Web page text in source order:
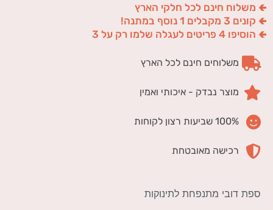
🢀 משלוח חינם לכל חלקי הארץ
🢀 קונים 3 מקבלים 1 נוסף במתנה!
🢀 הוסיפו 4 פריטים לעגלה שלמו רק על 3
משלוחים חינם לכל הארץ
מוצר נבדק - איכותי ואמין
100% שביעות רצון לקוחות
רכישה מאובטחת
ספת דובי מתנפחת לתינוקות